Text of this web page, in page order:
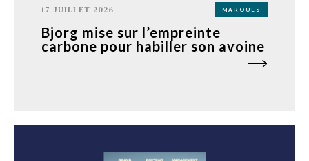
17 JUILLET 2026 MARQUES
Bjorg mise sur l’empreinte
carbone pour habiller son avoine